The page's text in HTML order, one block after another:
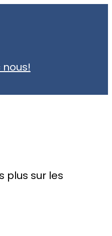
plus sur les